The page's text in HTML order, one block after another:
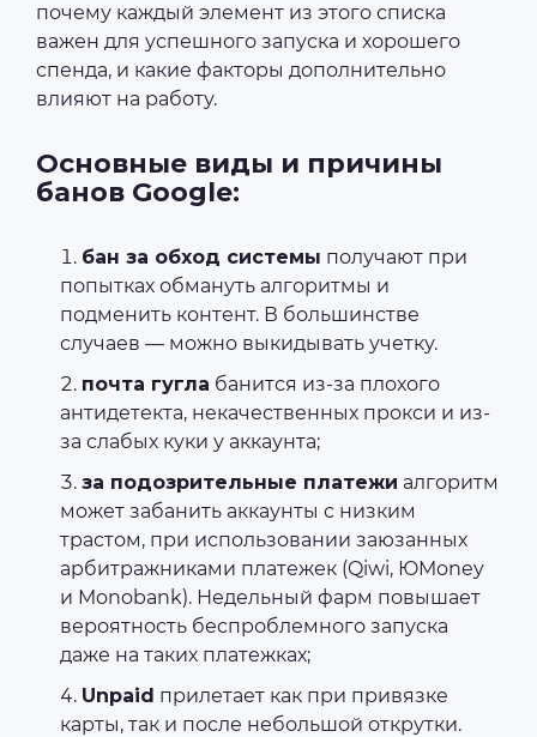
почему каждый элемент из этого списка
важен для успешного запуска и хорошего
спенда, и какие факторы дополнительно
влияют на работу.
Основные виды и причины
банов Google:
бан за обход системы получают при
попытках обмануть алгоритмы и
подменить контент. В большинстве
случаев — можно выкидывать учетку.
почта гугла банится из-за плохого
антидетекта, некачественных прокси и из-
за слабых куки у аккаунта;
за подозрительные платежи алгоритм
может забанить аккаунты с низким
трастом, при использовании заюзанных
арбитражниками платежек (Qiwi, ЮMoney
и Monobank). Недельный фарм повышает
вероятность беспроблемного запуска
даже на таких платежках;
Unpaid прилетает как при привязке
карты, так и после небольшой открутки.